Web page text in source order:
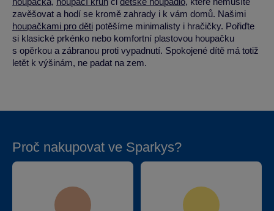
zavěšovat a hodí se kromě zahrady i k vám domů. Našimi
houpačkami pro děti potěšíme minimalisty i hračičky. Pořiďte
si klasické prkénko nebo komfortní plastovou houpačku
s opěrkou a zábranou proti vypadnutí. Spokojené dítě má totiž
letět k výšinám, ne padat na zem.
Proč nakupovat ve Sparkys?